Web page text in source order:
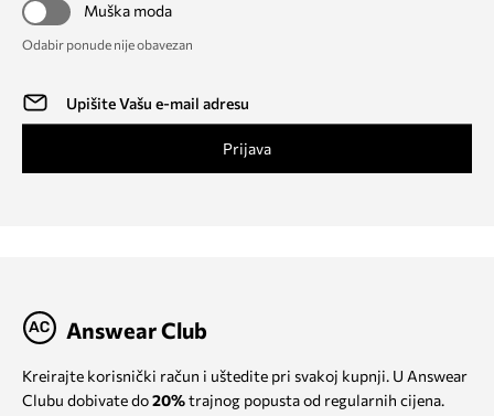
Muška moda
Odabir ponude nije obavezan
Prijava
Answear Club
Kreirajte korisnički račun i uštedite pri svakoj kupnji. U Answear
Clubu dobivate do20%trajnog popusta od regularnih cijena.